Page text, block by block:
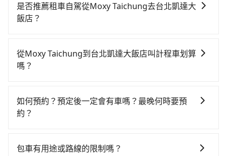
鐵乘坐舒適、較貴、費時！從最早06:05一直到23:03，
台中-台北一天最多有105班次高鐵可搭乘。假設從Moxy
後，步行進站、現場購票並於月台排隊的時間約20分
鐘，再乘坐43~69分鐘（平均57分）的高鐵從台中站前
200元後，抵達台北凱達大飯店 (台北市萬華區) 的目的
地。全程加上轉車時間共2小時3分鐘，假設3位同行，高
意繞路。但如果全程使用tripool並到府專車接送，則每
是否推薦租車自駕從Moxy Taichung去台北凱達大
飯店？
時不需要閉目養神（因為要自己開車），最重要的是你
當天就要來回，那在台中路邊可隨租隨借的iRent應該是
Moxy Taichung到台北凱達大飯店的花費預估為
$2,100~2,650（金額差異來自於平假日、車款差異、抵
能的罰單都需自付。再者，和運的iRent只提供最基本的
從Moxy Taichung到台北凱達大飯店叫計程車划算
嗎？
灣大車隊、Uber、Line Taxi、Yoxi等，如果在路邊攔不
到車，也可考慮打電話至附近的計程車隊，如大都會計
tripool可省高達$2,500。台中市有些計程車司機不按錶
如何預約？預定後一定會有車嗎？最晚何時要預
約？
接送服務，可直接線上輸入上下車地點或地址，三秒內
包車有用途或路線的限制嗎？